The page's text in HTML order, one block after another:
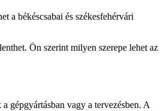
a békéscsabai és székesfehérvári
Ön szerint milyen szerepe lehet az
gépgyártásban vagy a tervezésben. A